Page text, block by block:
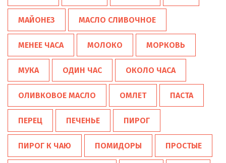
МАЙОНЕЗ МАСЛО СЛИВОЧНОЕ
МЕНЕЕ ЧАСА МОЛОКО МОРКОВЬ
МУКА ОДИН ЧАС ОКОЛО ЧАСА
ОЛИВКОВОЕ МАСЛО ОМЛЕТ ПАСТА
ПЕРЕЦ ПЕЧЕНЬЕ ПИРОГ
ПИРОГ К ЧАЮ ПОМИДОРЫ ПРОСТЫЕ